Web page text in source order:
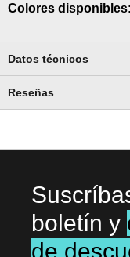
Colores disponibles
Datos técnicos
Reseñas
boletín y
de